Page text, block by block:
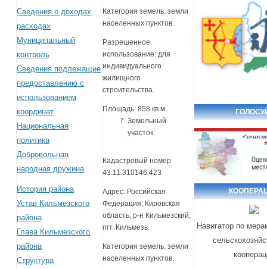
Сведения о доходах,
расходах
Муниципальный
контроль
Сведения подлежащие
предоставлению с
использованием
координат
Национальная
политика
Добровольная
народная дружина
История района
Устав Кильмезского
района
Глава Кильмезского
района
Структура
Категория земель: земли
населенных пунктов.
Разрешенное
использование: для
индивидуального
жилищного
строительства.
Площадь: 858 кв.м.
Земельный
участок:
Кадастровый номер
43:11:310146:423
Адрес: Российская
Федерация, Кировская
область, р-н Кильмезский,
пгт. Кильмезь.
Категория земель: земли
населенных пунктов.
Навигатор по